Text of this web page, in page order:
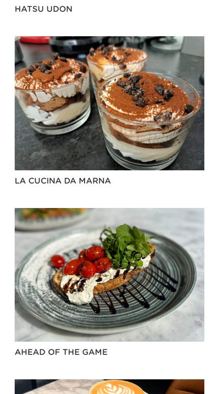
HATSU UDON
LA CUCINA DA MARNA
AHEAD OF THE GAME